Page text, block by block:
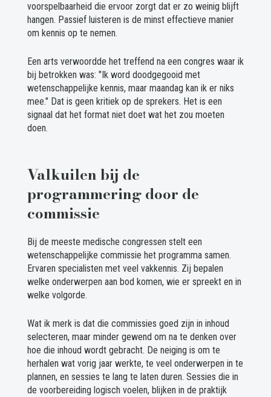
voorspelbaarheid die ervoor zorgt dat er zo weinig blijft
hangen. Passief luisteren is de minst effectieve manier
om kennis op te nemen.
Een arts verwoordde het treffend na een congres waar ik
bij betrokken was: "Ik word doodgegooid met
wetenschappelijke kennis, maar maandag kan ik er niks
mee." Dat is geen kritiek op de sprekers. Het is een
signaal dat het format niet doet wat het zou moeten
doen.
Valkuilen bij de
programmering door de
commissie
Bij de meeste medische congressen stelt een
wetenschappelijke commissie het programma samen.
Ervaren specialisten met veel vakkennis. Zij bepalen
welke onderwerpen aan bod komen, wie er spreekt en in
welke volgorde.
Wat ik merk is dat die commissies goed zijn in inhoud
selecteren, maar minder gewend om na te denken over
hoe die inhoud wordt gebracht. De neiging is om te
herhalen wat vorig jaar werkte, te veel onderwerpen in te
plannen, en sessies te lang te laten duren. Sessies die in
de voorbereiding logisch voelen, blijken in de praktijk